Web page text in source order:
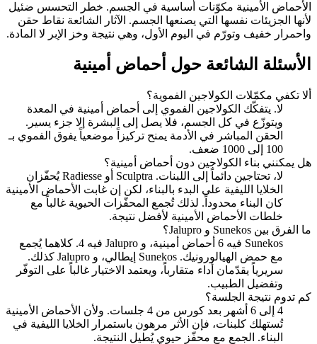
الأحماض الأمينية مكوّنات أساسية في الجسم. خطر التحسس ضئيل
لأنها الجزيئات نفسها التي يصنعها الجسم. الآثار الشائعة نقاط حقن
واحمرار خفيف وتورّم في اليوم الأول، وهي نتيجة وخز الإبر لا المادة.
الأسئلة الشائعة حول أحماض أمينية
ألا تكفي مكمّلات الكولاجين الفموية؟
لا. يتفكّك الكولاجين الفموي إلى أحماض أمينية في المعدة
ويتوزّع في كل الجسم، فلا يصل إلى البشرة إلا جزء يسير.
الحقن المباشر في الأدمة يمنح تركيزاً موضعياً يفوق الفموي بـ
100 إلى 1000 ضعف.
هل يمكنني بناء الكولاجين دون أحماض أمينية؟
لا، تحتاجين دائماً إلى اللبنات. Sculptra أو Radiesse يُحفّزان
الخلايا الليفية على البدء بالبناء، لكن إن غابت الأحماض الأمينية
كان البناء محدوداً. لذلك تُجمع المحفّزات الحيوية غالباً مع
خلطات الأحماض الأمينية لأفضل نتيجة.
ما الفرق بين Sunekos و Jalupro؟
Sunekos فيه 6 أحماض أمينية، و Jalupro فيه 4. كلاهما يُجمع
مع حمض الهيالورونيك. Sunekos إيطالي، و Jalupro كذلك.
سريرياً يقدّمان أداء متقارباً، ويعتمد الاختيار غالباً على التوفّر
وتفضيل الطبيب.
كم تدوم نتيجة الجلسة؟
4 إلى 6 أشهر بعد كورس من 4 جلسات. ولأن الأحماض الأمينية
تُستهلك كلبنات، فإن الأثر مرهون باستمرار الخلايا الليفية في
البناء. الجمع مع محفّز حيوي يُطيل النتيجة.